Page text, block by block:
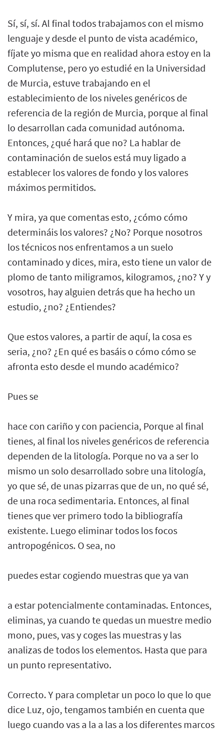
Sí, sí, sí. Al final todos trabajamos con el mismo
lenguaje y desde el punto de vista académico,
fíjate yo misma que en realidad ahora estoy en la
Complutense, pero yo estudié en la Universidad
de Murcia, estuve trabajando en el
establecimiento de los niveles genéricos de
referencia de la región de Murcia, porque al final
lo desarrollan cada comunidad autónoma.
Entonces, ¿qué hará que no? La hablar de
contaminación de suelos está muy ligado a
establecer los valores de fondo y los valores
máximos permitidos.
Y mira, ya que comentas esto, ¿cómo cómo
determináis los valores? ¿No? Porque nosotros
los técnicos nos enfrentamos a un suelo
contaminado y dices, mira, esto tiene un valor de
plomo de tanto miligramos, kilogramos, ¿no? Y y
vosotros, hay alguien detrás que ha hecho un
estudio, ¿no? ¿Entiendes?
Que estos valores, a partir de aquí, la cosa es
seria, ¿no? ¿En qué es basáis o cómo cómo se
afronta esto desde el mundo académico?
Pues se
hace con cariño y con paciencia, Porque al final
tienes, al final los niveles genéricos de referencia
dependen de la litología. Porque no va a ser lo
mismo un solo desarrollado sobre una litología,
yo que sé, de unas pizarras que de un, no qué sé,
de una roca sedimentaria. Entonces, al final
tienes que ver primero todo la bibliografía
existente. Luego eliminar todos los focos
antropogénicos. O sea, no
puedes estar cogiendo muestras que ya van
a estar potencialmente contaminadas. Entonces,
eliminas, ya cuando te quedas un muestre medio
mono, pues, vas y coges las muestras y las
analizas de todos los elementos. Hasta que para
un punto representativo.
Correcto. Y para completar un poco lo que lo que
dice Luz, ojo, tengamos también en cuenta que
luego cuando vas a la a las a los diferentes marcos